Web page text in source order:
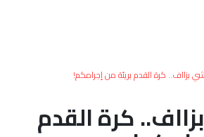
العالم
أعمدة
بزااف.. كرة القدم بريئة من إجرامكم!
كرة القدم